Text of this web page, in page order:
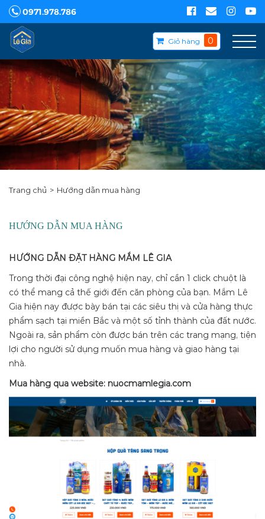
0971.978.786
Giỏ hàng 0
Trang chủ Hướng dẫn mua hàng
HƯỚNG DẪN MUA HÀNG
HƯỚNG DẪN ĐẶT HÀNG MẮM LÊ GIA
Trong thời đại công nghệ hiện nay, chỉ cần 1 click chuột là
có thể mang cả thế giới đến căn phòng của bạn. Mắm Lê
Gia hiện nay được bày bán tại các siêu thị và cửa hàng thực
phẩm sạch tại miền Bắc và một số tỉnh thành của đất nước.
Ngoài ra, sản phẩm còn được bán trên các trang mạng, tiện
lợi cho người sử dụng muốn mua hàng và giao hàng tại
nhà.
Mua hàng qua website: nuocmamlegia.com